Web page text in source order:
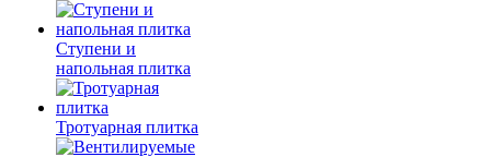
Ступени и
напольная плитка
Тротуарная плитка